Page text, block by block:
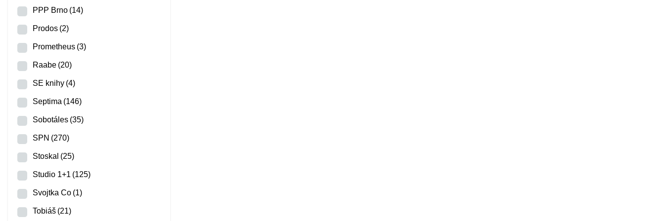
PPP Brno (14)
Prodos (2)
Prometheus (3)
Raabe (20)
SE knihy (4)
Septima (146)
Sobotáles (35)
SPN (270)
Stoskal (25)
Studio 1+1 (125)
Svojtka Co (1)
Tobiáš (21)